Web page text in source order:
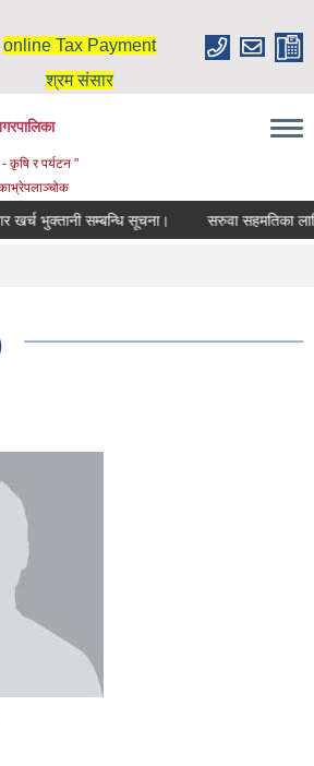
online Tax Payment
श्रम संसार
कृषि र पर्यटन "
खर्च भुक्तानी सम्बन्धि सूचना।
सरुवा सहमतिका